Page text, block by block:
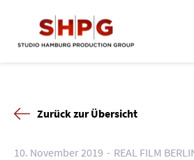
Zurück zur Übersicht
10. November 2019 REAL FILM